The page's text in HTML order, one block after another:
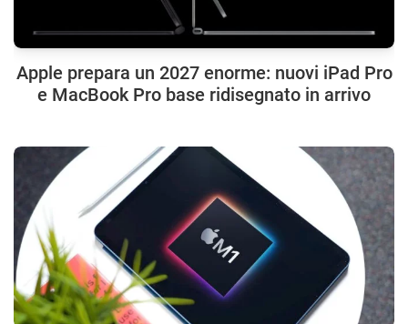
Apple prepara un 2027 enorme: nuovi iPad Pro
e MacBook Pro base ridisegnato in arrivo